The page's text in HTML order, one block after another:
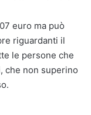
euro ma può
riguardanti il
le persone che
che non superino